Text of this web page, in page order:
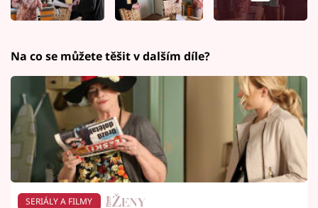
Na co se můžete těšit v dalším díle?
SERIÁLY A FILMY